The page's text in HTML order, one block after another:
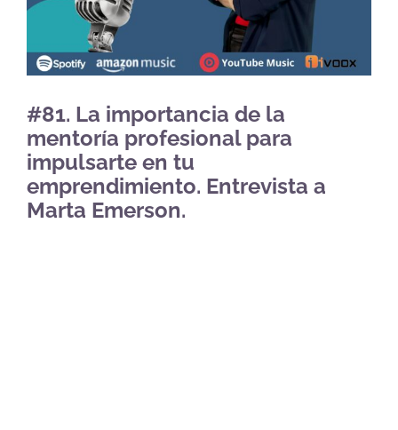
#81. La importancia de la
mentoría profesional para
impulsarte en tu
emprendimiento. Entrevista a
Marta Emerson.